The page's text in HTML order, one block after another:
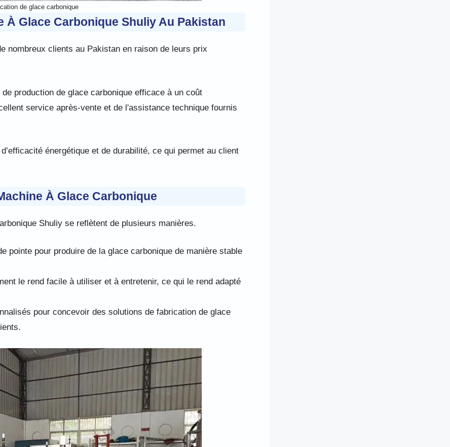
de glace carbonique
Glace Carbonique Shuliy Au Pakistan
nombreux clients au Pakistan en raison de leurs prix
production de glace carbonique efficace à un coût
service après-vente et de l'assistance technique fournis
énergétique et de durabilité, ce qui permet au client
À Glace Carbonique
Shuliy se reflètent de plusieurs manières.
pointe pour produire de la glace carbonique de manière stable
le rend facile à utiliser et à entretenir, ce qui le rend adapté
pour concevoir des solutions de fabrication de glace